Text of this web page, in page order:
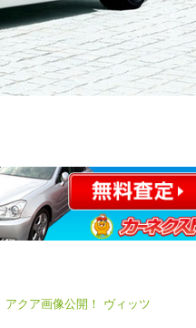
クア画像公開！ ヴィッツ